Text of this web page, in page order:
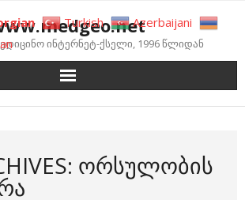
ინტერნეტ-ქსელი, 1996 წლიდან
ᲝᲠᲡᲣᲚᲝᲑᲘᲡ
Turkish
Azerbaijani